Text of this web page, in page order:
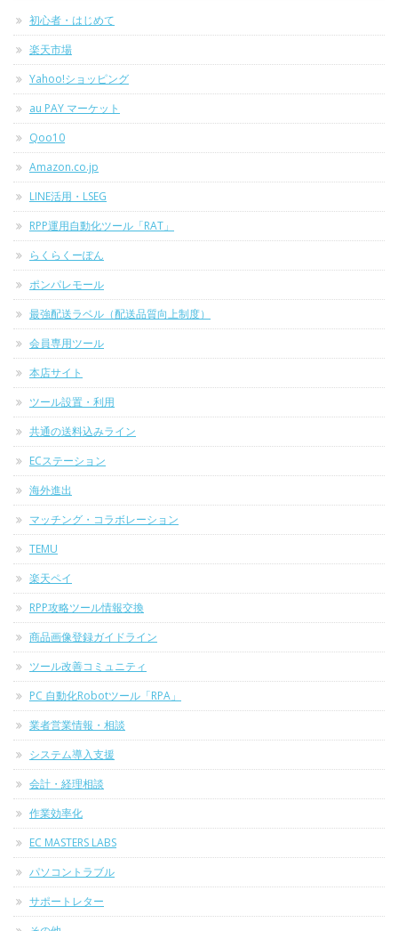
初心者・はじめて
楽天市場
Yahoo!ショッピング
au PAY マーケット
Qoo10
Amazon.co.jp
LINE活用・LSEG
RPP運用自動化ツール「RAT」
らくらくーぽん
ポンパレモール
最強配送ラベル（配送品質向上制度）
会員専用ツール
本店サイト
ツール設置・利用
共通の送料込みライン
ECステーション
海外進出
マッチング・コラボレーション
TEMU
楽天ペイ
RPP攻略ツール情報交換
商品画像登録ガイドライン
ツール改善コミュニティ
PC 自動化Robotツール「RPA」
業者営業情報・相談
システム導入支援
会計・経理相談
作業効率化
EC MASTERS LABS
パソコントラブル
サポートレター